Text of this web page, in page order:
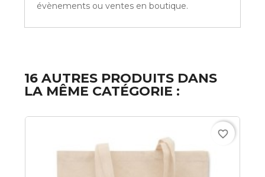
évènements ou ventes en boutique.
16 AUTRES PRODUITS DANS
LA MÊME CATÉGORIE :
favorite_border